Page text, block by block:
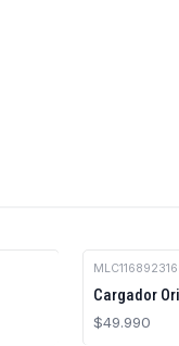
Cargador
$49.990